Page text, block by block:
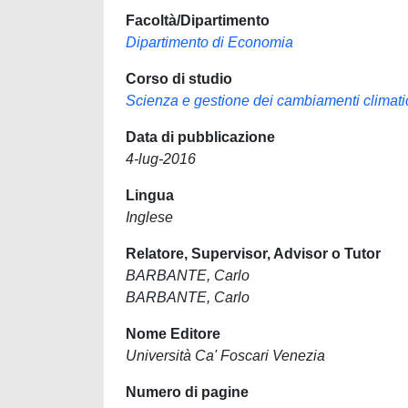
Facoltà/Dipartimento
Dipartimento di Economia
Corso di studio
Scienza e gestione dei cambiamenti
Data di pubblicazione
4-lug-2016
Lingua
Inglese
Relatore, Supervisor, Advisor o Tutor
BARBANTE, Carlo
BARBANTE, Carlo
Nome Editore
Università Ca' Foscari Venezia
Numero di pagine